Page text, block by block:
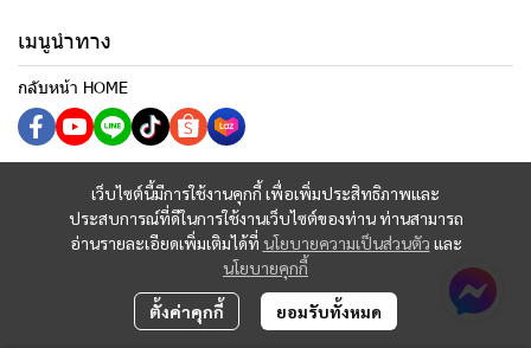
เว็บไซต์นี้มีการใช้งานคุกกี้ เพื่อเพิ่มประสิทธิภาพและ
ประสบการณ์ที่ดีในการใช้งานเว็บไซต์ของท่าน ท่านสามารถ
อ่านรายละเอียดเพิ่มเติมได้ที่ นโยบายความเป็นส่วนตัว และ
นโยบายคุกกี้
ตั้งค่าคุกกี้ ยอมรับทั้งหมด
เมนูนำทาง
กลับหน้า HOME